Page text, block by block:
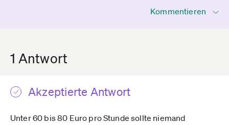
Kommentieren
1 Antwort
Akzeptierte Antwort
Unter 60 bis 80 Euro pro Stunde sollte niemand